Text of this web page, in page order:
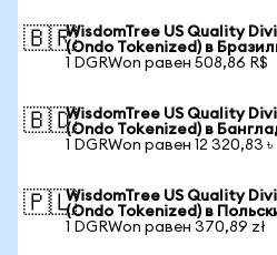
🇧🇷WisdomTree US Quality
(Ondo Tokenized) в
1 DGRWon равен 508,86 R$
🇧🇩WisdomTree US Quality
(Ondo Tokenized) в
1 DGRWon равен 12 320,83 ৳
🇵🇱WisdomTree US Quality
(Ondo Tokenized) в
1 DGRWon равен 370,89 zł